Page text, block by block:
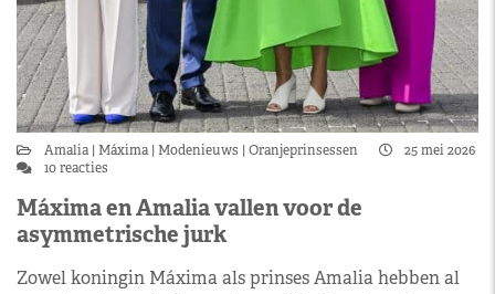
Amalia Máxima Modenieuws Oranjeprinsessen
25 mei 2026
10 reacties
Máxima en Amalia vallen voor de
asymmetrische jurk
Zowel koningin Máxima als prinses Amalia hebben al